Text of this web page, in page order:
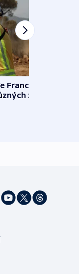
Francii
zemí